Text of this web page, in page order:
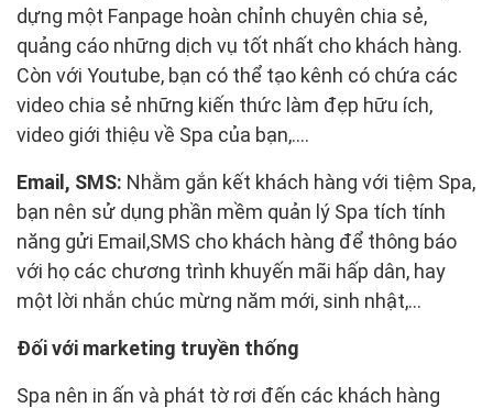
dựng một Fanpage hoàn chỉnh chuyên chia sẻ,
quảng cáo những dịch vụ tốt nhất cho khách hàng.
Còn với Youtube, bạn có thể tạo kênh có chứa các
video chia sẻ những kiến thức làm đẹp hữu ích,
video giới thiệu về Spa của bạn,....
Email, SMS: Nhằm gắn kết khách hàng với tiệm Spa,
bạn nên sử dụng phần mềm quản lý Spa tích tính
năng gửi Email,SMS cho khách hàng để thông báo
với họ các chương trình khuyến mãi hấp dân, hay
một lời nhắn chúc mừng năm mới, sinh nhật,...
Đối với marketing truyền thống
Spa nên in ấn và phát tờ rơi đến các khách hàng